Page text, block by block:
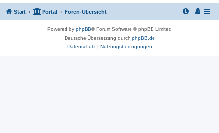
Start Portal Foren-Übersicht
Powered by phpBB® Forum Software © phpBB Limited
Deutsche Übersetzung durch phpBB.de
Datenschutz| Nutzungsbedingungen